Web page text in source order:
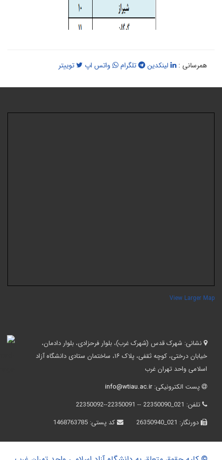
همرسانی : لینکدین تلگرام واتس اپ توییتر
View Larger
نشانی:شهرک قدس (شهرک غرب)، بلوار فرحزادی، بلوار دادمان،
خیابان درختی، کوچه ثقفی، پلاک ۱۶، ساختمان ستادی دانشگاه آزاد
اسلامی واحد تهران غرب
پست الکترونیکی:info@wtiau.ac.ir
تلفن:021_22350090 -- 22350091--22350092
دورنگار:021_26350940 کد پستی:1468763785